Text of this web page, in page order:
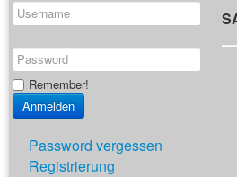
Remember!
Password vergessen
Registrierung